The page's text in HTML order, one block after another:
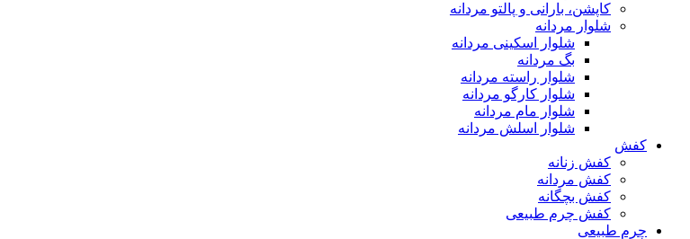
کاپشن، بارانی و پالتو مردانه
شلوار مردانه
شلوار اسکینی مردانه
بگ مردانه
شلوار راسته مردانه
شلوار کارگو مردانه
شلوار مام مردانه
شلوار اسلش مردانه
کفش
کفش زنانه
کفش مردانه
کفش بچگانه
کفش چرم طبیعی
چرم طبیعی